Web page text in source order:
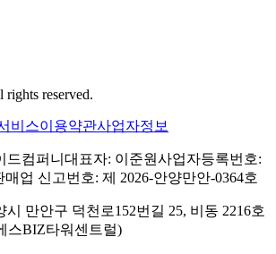
reserved.
비스이용약관사업자정보
드컴퍼니 대표자: 이준원사업자등록번호:
매업 신고번호: 제 2026-안양만안-0364호
만안구 덕천로152번길 25, 비동 2216호
스BIZ타워센트럴)